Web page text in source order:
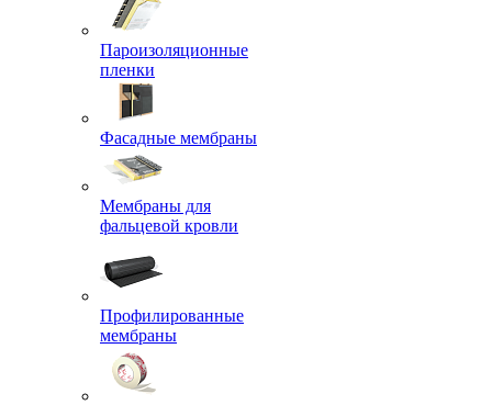
Пароизоляционные
пленки
Фасадные мембраны
Мембраны для
фальцевой кровли
Профилированные
мембраны